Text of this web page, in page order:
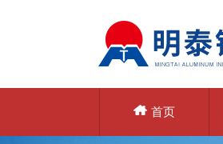
首页